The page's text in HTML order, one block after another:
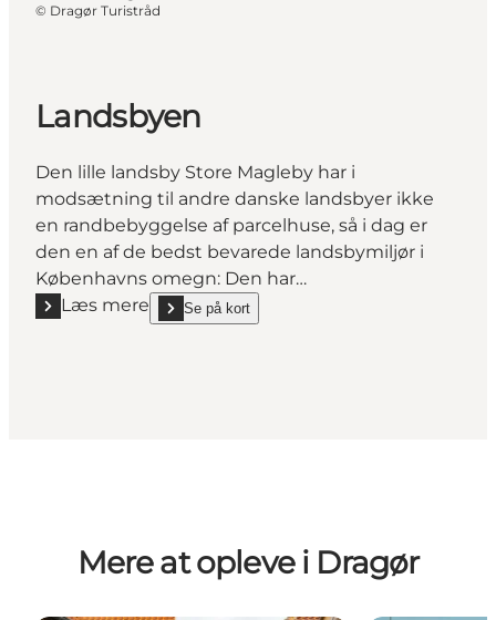
© Dragør Turistråd
Landsbyen
Den lille landsby Store Magleby har i
modsætning til andre danske landsbyer ikke
en randbebyggelse af parcelhuse, så i dag er
den en af de bedst bevarede landsbymiljør i
Københavns omegn: Den har…
Læs mere
Læs mere "Landsbyen"
Se på kort
show Landsbyen on_map
Mere at opleve i Dragør